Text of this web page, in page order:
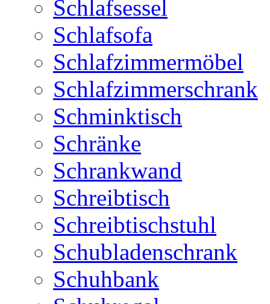
Schlafsessel
Schlafsofa
Schlafzimmermöbel
Schlafzimmerschrank
Schminktisch
Schränke
Schrankwand
Schreibtisch
Schreibtischstuhl
Schubladenschrank
Schuhbank